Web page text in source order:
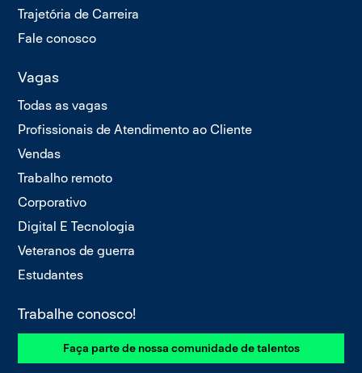
Trajetória de Carreira
Fale conosco
Vagas
Todas as vagas
Profissionais de Atendimento ao Cliente
Vendas
Trabalho remoto
Corporativo
Digital E Tecnologia
Veteranos de guerra
Estudantes
Trabalhe conosco!
Faça parte de nossa comunidade de talentos